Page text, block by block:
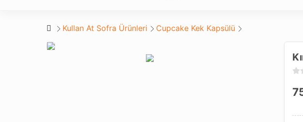
Kullan At Sofra Ürünleri Cupcake Kek Kapsülü